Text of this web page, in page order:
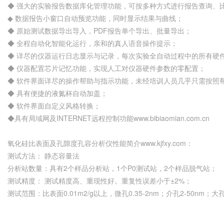
◆ 强大的实验报告数据库化管理功能，可按多种方式进行报告查询、
◆ 数据报告小窗口自动预览功能，同时显示结果与曲线；
◆ 原始测试数据导出导入，PDF报告单个导出、批量导出；
◆ 全程自动化智能化运行，亲和的真人语音操作提示；
◆ 详尽的仪器运行日志显示与记录，每次实验全自动过程中的所有
◆ 仪器配置芯片记忆功能，实现人工对仪器硬件参数的零配置；
◆ 软件界面详尽的操作帮助与指示功能，未经培训人员几乎只需按照
◆ 具有便捷的液氮杯自动加盖；
◆ 软件界面自定义风格转换；
◆具有局域网及INTERNET远程控制功能www.bibiaomian.com.cn
氧化硅比表面及孔隙度孔容分析仪性能简介www.kjfxy.com：
测试方法： 静态容量法
分析站数量：具有2个样品分析站，1个P0测试站，2个样品脱气站；
测试精度： 测试精度高、重现性好。重复性误差小于±2%；
测试范围：比表面0.01m2/g以上，微孔0.35-2nm；介孔2-50nm；